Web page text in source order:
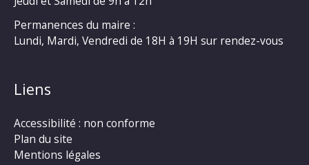
Permanences du maire :
Lundi, Mardi, Vendredi de 18H à 19H sur rendez-vous
Liens
Accessibilité : non conforme
Plan du site
Mentions légales